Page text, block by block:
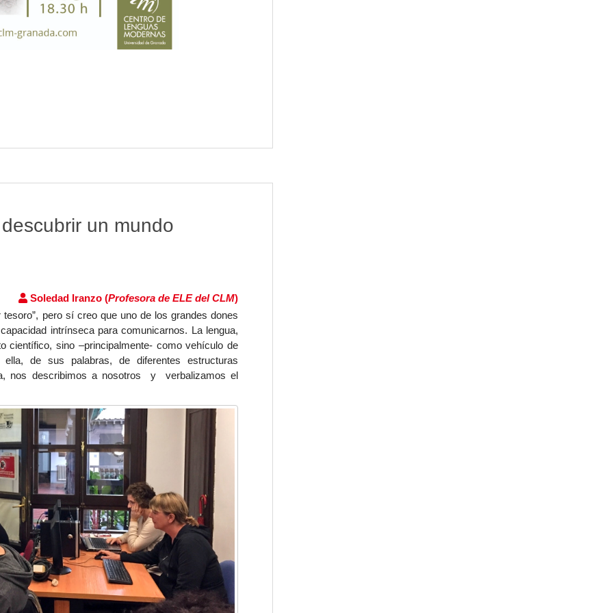
un mundo
Soledad Iranzo (Profesora de ELE del CLM)
pero sí creo que uno de los grandes dones
intrínseca paracomunicarnos. La lengua,
científico, sino –principalmente- comovehículo de
de sus palabras, de diferentes estructuras
nos describimos a nosotros y verbalizamos el